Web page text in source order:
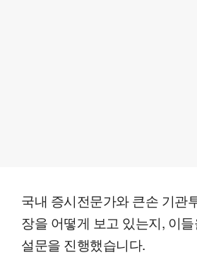
국내 증시전문가와 큰손 기관
장을 어떻게 보고 있는지, 이
설문을 진행했습니다.